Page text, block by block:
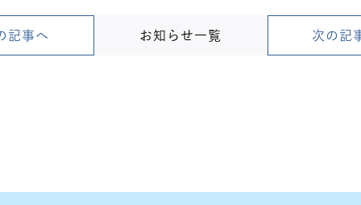
記事へ お知らせ一覧 次の記